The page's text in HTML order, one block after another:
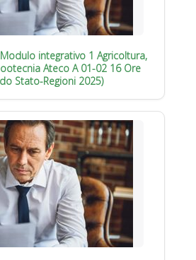
Modulo integrativo 1 Agricoltura,
Ateco A 01-02 16 Ore
Stato-Regioni 2025)